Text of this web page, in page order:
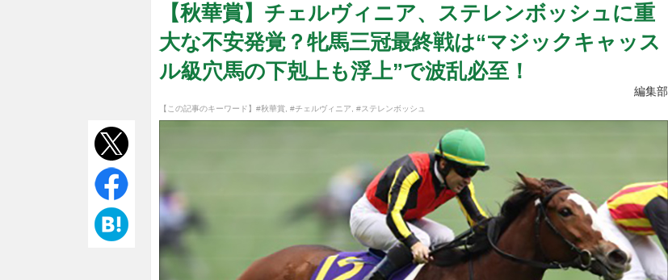
【秋華賞】チェルヴィニア、ステレンボッシュに重
大な不安発覚？牝馬三冠最終戦は“マジックキャッス
ル級穴馬の下剋上も浮上”で波乱必至！
編集部
【この記事のキーワード】 #秋華賞 #チェルヴィニア #ステレンボッシュ